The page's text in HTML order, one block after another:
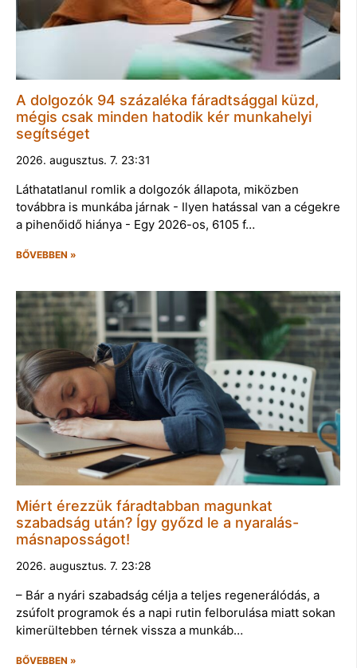
A dolgozók 94 százaléka fáradtsággal küzd,
mégis csak minden hatodik kér munkahelyi
segítséget
2026. augusztus. 7. 23:31
Láthatatlanul romlik a dolgozók állapota, miközben
továbbra is munkába járnak - Ilyen hatással van a cégekre
a pihenőidő hiánya - Egy 2026-os, 6105 f…
BŐVEBBEN »
Miért érezzük fáradtabban magunkat
szabadság után? Így győzd le a nyaralás-
másnaposságot!
2026. augusztus. 7. 23:28
– Bár a nyári szabadság célja a teljes regenerálódás, a
zsúfolt programok és a napi rutin felborulása miatt sokan
kimerültebben térnek vissza a munkáb…
BŐVEBBEN »